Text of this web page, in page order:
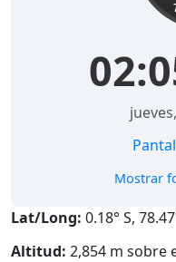
Mostrar
Lat/Long: 0.18° S,
Altitud: 2,854 m sobre